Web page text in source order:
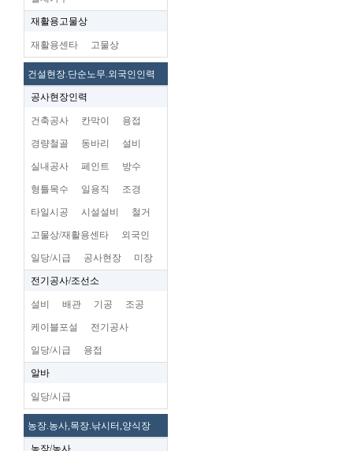
재활용고물상
재활용센타 고물상
건설현장.단순노무.외국인인력
공사현장인력
건축공사 칸막이 용접
경량철골 동바리 설비
실내공사 페인트 방수
형틀목수 일용직 조경
타일시공 시설설비 철거
고물상/재활용센타 외국인
일당/시급 공사현장 미장
전기공사/조선소
설비 배관 기공 조공
케이블포설 전기공사
일당/시급 용접
알바
일당/시급
농장.농사,목장.낚시터,양식장
농장/농사